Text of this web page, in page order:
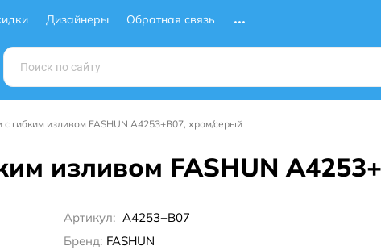
Дизайнеры Обратная связь
с гибким изливом FASHUN A4253+B07, хром/серый
изливом FASHUN
Артикул: A4253+B07
Бренд: FASHUN